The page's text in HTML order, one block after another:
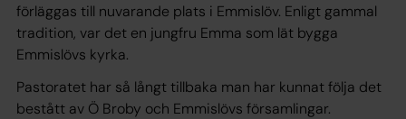
förläggas till nuvarande plats i Emmislöv. Enligt gammal
tradition, var det en jungfru Emma som lät bygga
Emmislövs kyrka.
Pastoratet har så långt tillbaka man har kunnat följa det
bestått av Ö Broby och Emmislövs församlingar.